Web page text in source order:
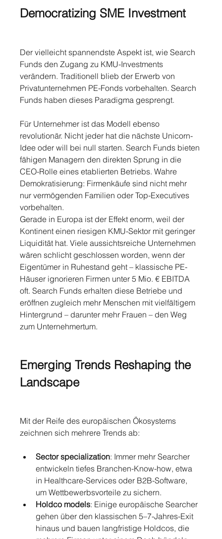
Democratizing SME Investment
Der vielleicht spannendste Aspekt ist, wie Search
Funds den Zugang zu KMU-Investments
verändern. Traditionell blieb der Erwerb von
Privatunternehmen PE-Fonds vorbehalten. Search
Funds haben dieses Paradigma gesprengt.
Für Unternehmer ist das Modell ebenso
revolutionär. Nicht jeder hat die nächste Unicorn-
Idee oder will bei null starten. Search Funds bieten
fähigen Managern den direkten Sprung in die
CEO-Rolle eines etablierten Betriebs. Wahre
Demokratisierung: Firmenkäufe sind nicht mehr
nur vermögenden Familien oder Top-Executives
vorbehalten.
Gerade in Europa ist der Effekt enorm, weil der
Kontinent einen riesigen KMU-Sektor mit geringer
Liquidität hat. Viele aussichtsreiche Unternehmen
wären schlicht geschlossen worden, wenn der
Eigentümer in Ruhestand geht – klassische PE-
Häuser ignorieren Firmen unter 5 Mio. € EBITDA
oft. Search Funds erhalten diese Betriebe und
eröffnen zugleich mehr Menschen mit vielfältigem
Hintergrund – darunter mehr Frauen – den Weg
zum Unternehmertum.
Emerging Trends Reshaping the
Landscape
Mit der Reife des europäischen Ökosystems
zeichnen sich mehrere Trends ab:
Sector specialization: Immer mehr Searcher
entwickeln tiefes Branchen-Know-how, etwa
in Healthcare-Services oder B2B-Software,
um Wettbewerbsvorteile zu sichern.
Holdco models: Einige europäische Searcher
gehen über den klassischen 5–7-Jahres-Exit
hinaus und bauen langfristige Holdcos, die